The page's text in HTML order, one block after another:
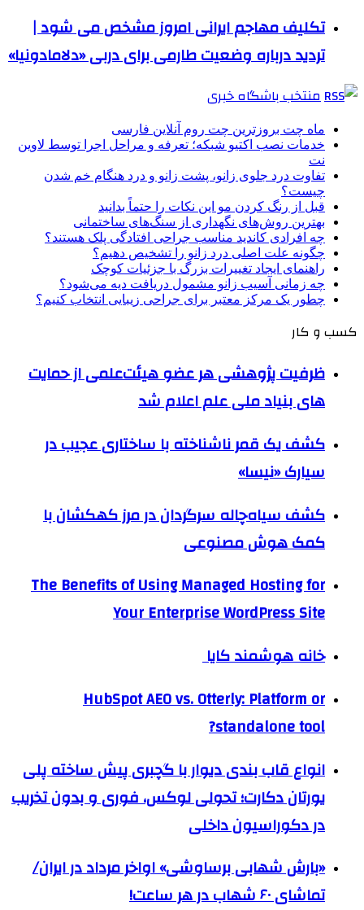
تکلیف مهاجم ایرانی امروز مشخص می شود |
تردید درباره وضعیت طارمی برای دربی «دلامادونیا»
منتخب باشگاه خبری
ماه چت بروزترین چت روم آنلاین فارسی
خدمات نصب اکتیو شبکه؛ تعرفه و مراحل اجرا توسط لاوین
نت
تفاوت درد جلوی زانو، پشت زانو و درد هنگام خم شدن
چیست؟
قبل از رنگ کردن مو این نکات را حتماً بدانید
بهترین روش‌های نگهداری از سنگ‌های ساختمانی
چه افرادی کاندید مناسب جراحی افتادگی پلک هستند؟
چگونه علت اصلی درد زانو را تشخیص دهیم؟
راهنمای ایجاد تغییرات بزرگ با جزئیات کوچک
چه زمانی آسیب زانو مشمول دریافت دیه می‌شود؟
چطور یک مرکز معتبر برای جراحی زیبایی انتخاب کنیم؟
کسب و کار
ظرفیت پژوهشی هر عضو هیئت‌علمی از حمایت
های بنیاد ملی علم اعلام شد
کشف یک قمر ناشناخته با ساختاری عجیب در
سیارک «نیسا»
کشف سیاه‌چاله سرگردان در مرز کهکشان با
کمک هوش مصنوعی
The Benefits of Using Managed Hosting for
Your Enterprise WordPress Site
خانه هوشمند کایا
HubSpot AEO vs. Otterly: Platform or
standalone tool?
انواع قاب بندی دیوار با گچبری پیش ساخته پلی
یورتان دکارت؛ تحولی لوکس، فوری و بدون تخریب
در دکوراسیون داخلی
«بارش شهابی برساوشی» اواخر مرداد در ایران/
تماشای ۶۰ شهاب در هر ساعت!